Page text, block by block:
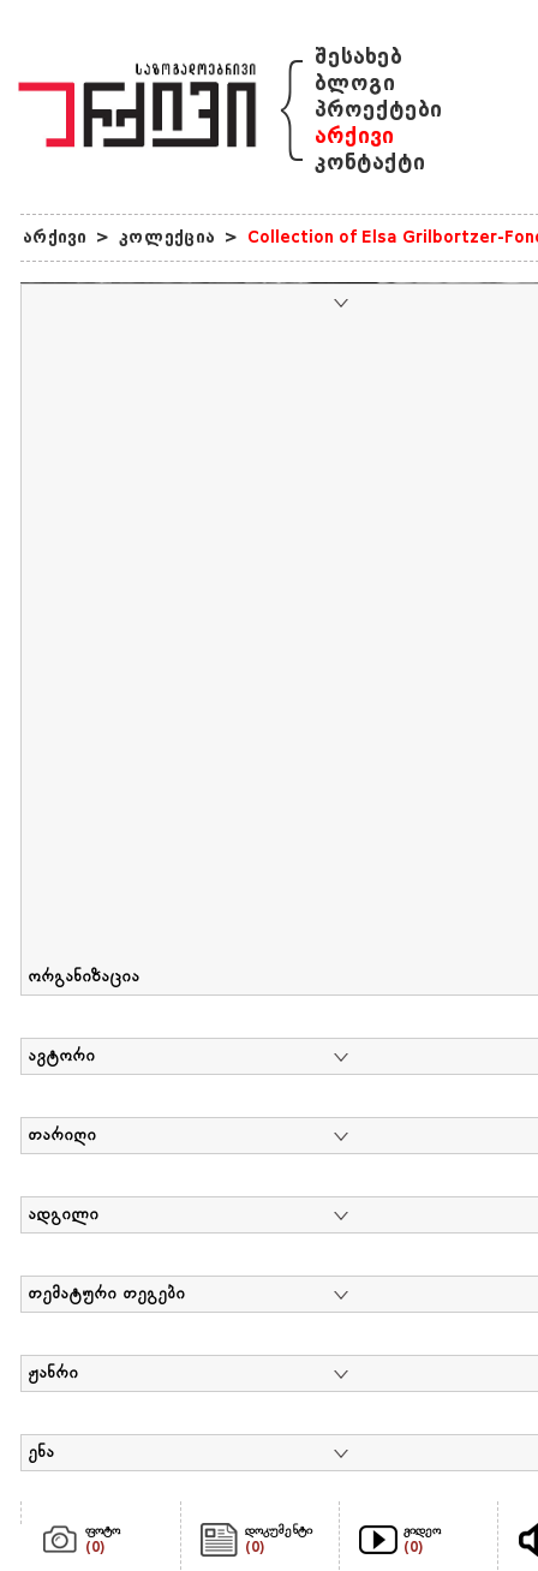
{ შესახებ
ბლოგი
პროექტები
არქივი
კონტაქტი
არქივი > კოლექცია > Collection of Elsa Grilbortzer-
ორგანიზაცია
ავტორი
თარიღი
ადგილი
თემატური თეგები
ჟანრი
ენა
ფოტო
(0)
დოკუმენტი
(0)
ვიდეო
(0)